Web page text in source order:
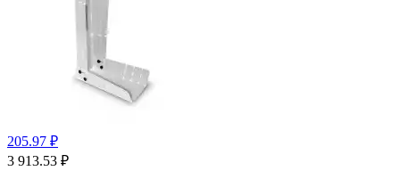
205.97 ₽
3 913.53 ₽